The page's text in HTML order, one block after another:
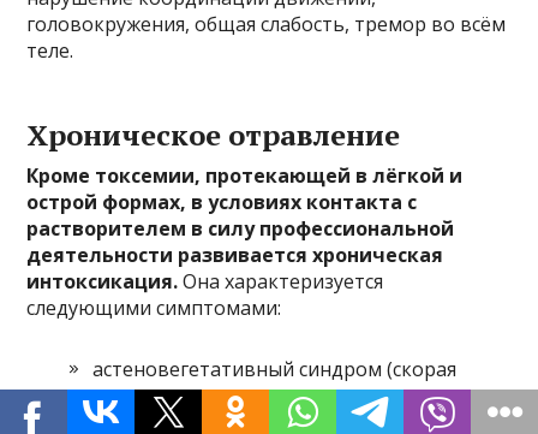
головокружения, общая слабость, тремор во всём
теле.
Хроническое отравление
Кроме токсемии, протекающей в лёгкой и
острой формах, в условиях контакта с
растворителем в силу профессиональной
деятельности развивается хроническая
интоксикация.Она характеризуется
следующими симптомами:
астеновегетативный синдром (скорая
утомляемость, нарушение сна, излишняя
возбудимость, постоянные височные боли,